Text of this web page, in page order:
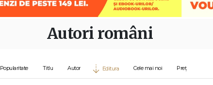
Autori români
Popularitate Titlu Autor Editura Cele mai noi Preț